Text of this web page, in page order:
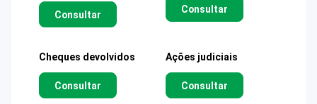
Consultar Consultar
Cheques devolvidos
Consultar
Ações judiciais
Consultar